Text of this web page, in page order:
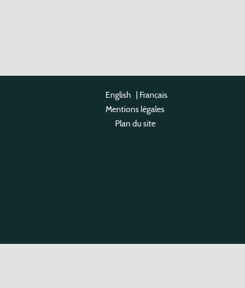
English | Français
Mentions légales
Plan du site